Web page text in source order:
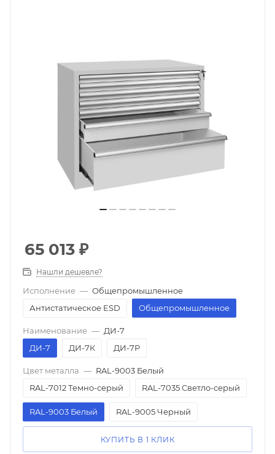
65 013 ₽
Нашли дешевле?
Исполнение — Общепромышленное
Антистатическое ESD
Общепромышленное
Наименование — ДИ-7
ДИ-7
ДИ-7К ДИ-7Р
Цвет металла — RAL-9003 Белый
RAL-7012 Темно-серый
RAL-7035 Светло-серый
RAL-9003 Белый RAL-9005 Черный
КУПИТЬ В 1 КЛИК